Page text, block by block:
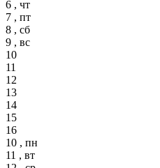
6 , чт
7 , пт
8 , сб
9 , вс
10
11
12
13
14
15
16
10 , пн
11 , вт